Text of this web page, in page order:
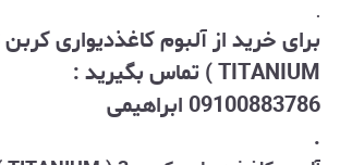
.
TITANIUM ) تماس بگیرید :
09100883786 ابراهیمی
.